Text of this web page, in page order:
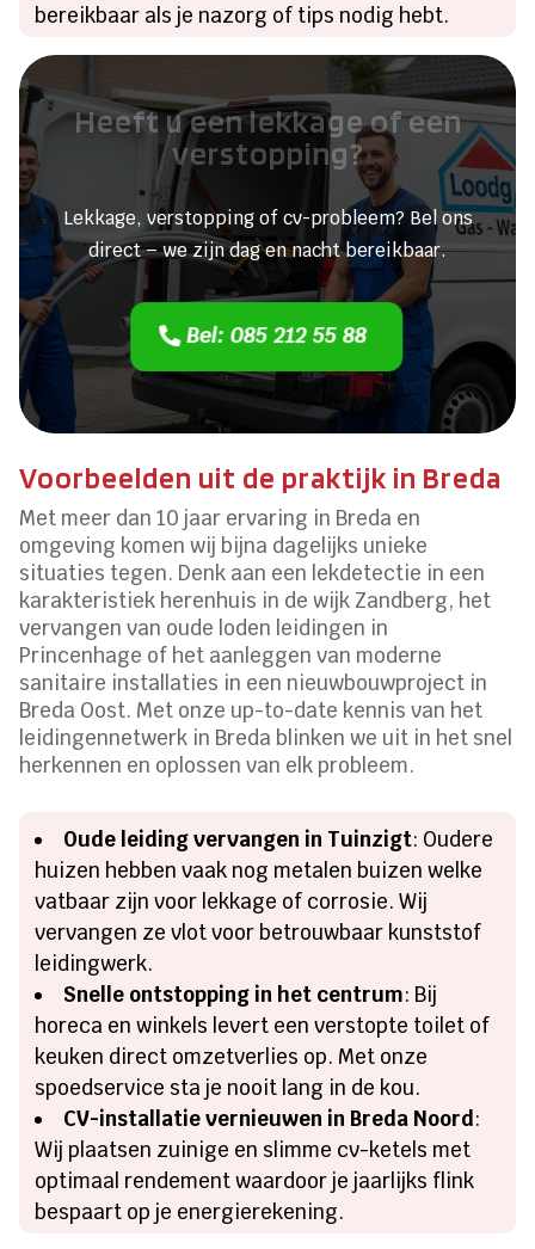
bereikbaar als je nazorg of tips nodig hebt.
Heeft u een lekkage of een
verstopping?
Lekkage, verstopping of cv-probleem? Bel ons
direct – we zijn dag en nacht bereikbaar.
Bel: 085 212 55 88
Voorbeelden uit de praktijk in Breda
Met meer dan 10 jaar ervaring in Breda en
omgeving komen wij bijna dagelijks unieke
situaties tegen. Denk aan een lekdetectie in een
karakteristiek herenhuis in de wijk Zandberg, het
vervangen van oude loden leidingen in
Princenhage of het aanleggen van moderne
sanitaire installaties in een nieuwbouwproject in
Breda Oost. Met onze up-to-date kennis van het
leidingennetwerk in Breda blinken we uit in het snel
herkennen en oplossen van elk probleem.
Oude leiding vervangen in Tuinzigt: Oudere
huizen hebben vaak nog metalen buizen welke
vatbaar zijn voor lekkage of corrosie. Wij
vervangen ze vlot voor betrouwbaar kunststof
leidingwerk.
Snelle ontstopping in het centrum: Bij
horeca en winkels levert een verstopte toilet of
keuken direct omzetverlies op. Met onze
spoedservice sta je nooit lang in de kou.
CV-installatie vernieuwen in Breda Noord:
Wij plaatsen zuinige en slimme cv-ketels met
optimaal rendement waardoor je jaarlijks flink
bespaart op je energierekening.